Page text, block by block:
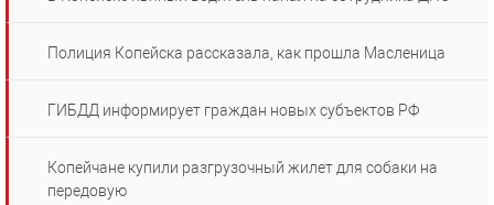
Полиция Копейска рассказала, как прошла Масленица
ГИБДД информирует граждан новых субъектов РФ
Копейчане купили разгрузочный жилет для собаки на
передовую